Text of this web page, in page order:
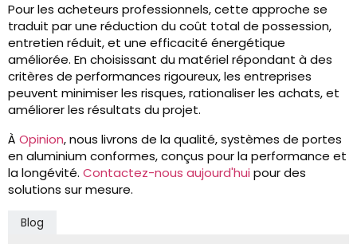
Pour les acheteurs professionnels, cette approche se
traduit par une réduction du coût total de possession,
entretien réduit, et une efficacité énergétique
améliorée. En choisissant du matériel répondant à des
critères de performances rigoureux, les entreprises
peuvent minimiser les risques, rationaliser les achats, et
améliorer les résultats du projet.
À Opinion, nous livrons de la qualité, systèmes de portes
en aluminium conformes, conçus pour la performance et
la longévité. Contactez-nous aujourd'hui pour des
solutions sur mesure.
Blog